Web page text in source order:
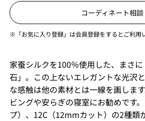
コーディネート相談
※「お気に入り登録」は会員登録をするとご利用
家蚕シルクを100％使用した、まさ
石」。この上ないエレガントな光沢
な感触は他の素材とは一線を画しま
ビングや安らぎの寝室にお勧めです
プ）、12C（12mmカット）の2種類